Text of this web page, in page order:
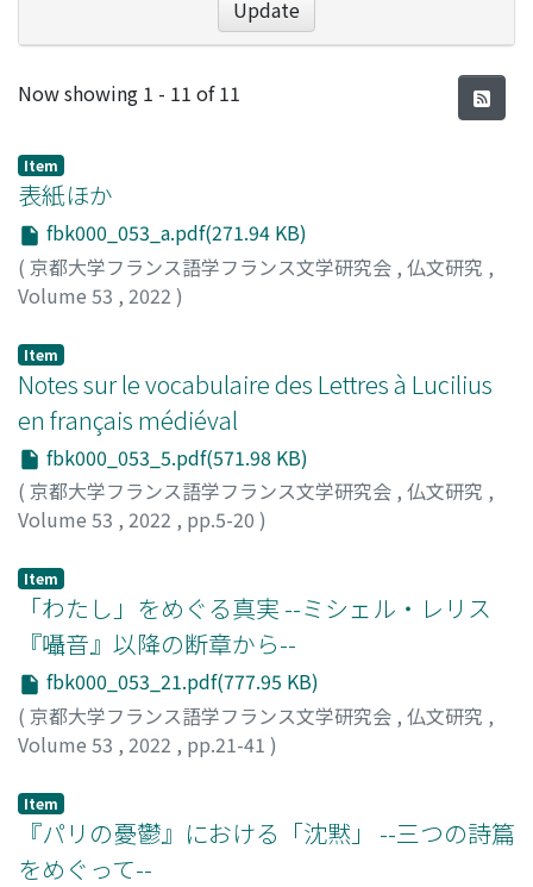
Update
Recent Submissions
Now showing 1 - 11 of 11
Item
表紙ほか
fbk000_053_a.pdf(271.94 KB)
( 京都大学フランス語学フランス文学研究会 , 仏文研究 ,
Volume 53 , 2022 )
Item
Notes sur le vocabulaire des Lettres à Lucilius
en français médiéval
fbk000_053_5.pdf(571.98 KB)
( 京都大学フランス語学フランス文学研究会 , 仏文研究 ,
Volume 53 , 2022 , pp.5-20 )
Item
「わたし」をめぐる真実 --ミシェル・レリス
『囁音』以降の断章から--
fbk000_053_21.pdf(777.95 KB)
( 京都大学フランス語学フランス文学研究会 , 仏文研究 ,
Volume 53 , 2022 , pp.21-41 )
Item
『パリの憂鬱』における「沈黙」 --三つの詩篇
をめぐって--